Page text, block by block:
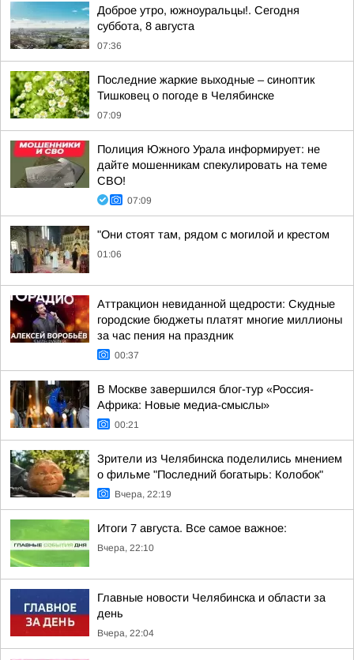
Доброе утро, южноуральцы!. Сегодня
суббота, 8 августа
07:36
Последние жаркие выходные – синоптик
Тишковец о погоде в Челябинске
07:09
Полиция Южного Урала информирует: не
дайте мошенникам спекулировать на теме
СВО!
07:09
"Они стоят там, рядом с могилой и крестом
01:06
Аттракцион невиданной щедрости: Скудные
городские бюджеты платят многие миллионы
за час пения на праздник
00:37
В Москве завершился блог-тур «Россия-
Африка: Новые медиа-смыслы»
00:21
Зрители из Челябинска поделились мнением
о фильме "Последний богатырь: Колобок"
Вчера, 22:19
Итоги 7 августа. Все самое важное:
Вчера, 22:10
Главные новости Челябинска и области за
день
Вчера, 22:04